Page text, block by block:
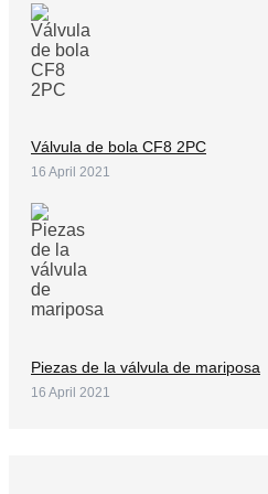
Válvula de bola CF8 2PC
16 April 2021
Piezas de la válvula de mariposa
16 April 2021